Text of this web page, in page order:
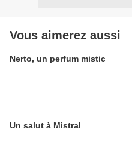
Vous aimerez aussi
Nerto, un perfum mistic
Un salut à Mistral